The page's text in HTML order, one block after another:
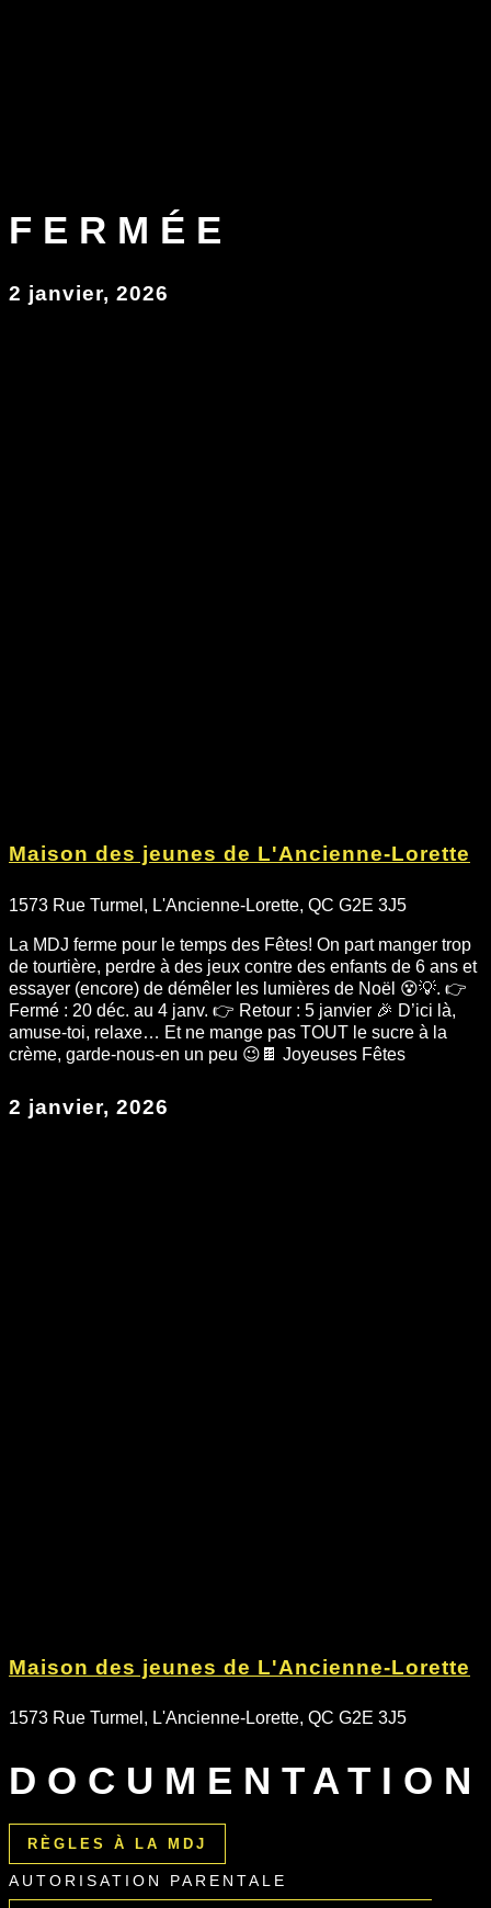
FERMÉE
2 janvier, 2026
Maison des jeunes de L'Ancienne-Lorette
1573 Rue Turmel, L'Ancienne-Lorette, QC G2E 3J5
La MDJ ferme pour le temps des Fêtes! On part manger trop
de tourtière, perdre à des jeux contre des enfants de 6 ans et
essayer (encore) de démêler les lumières de Noël 😵💡. 👉
Fermé : 20 déc. au 4 janv. 👉 Retour : 5 janvier 🎉 D’ici là,
amuse-toi, relaxe… Et ne mange pas TOUT le sucre à la
crème, garde-nous-en un peu 😉🍫 Joyeuses Fêtes
2 janvier, 2026
Maison des jeunes de L'Ancienne-Lorette
1573 Rue Turmel, L'Ancienne-Lorette, QC G2E 3J5
DOCUMENTATION
RÈGLES À LA MDJ
AUTORISATION PARENTALE